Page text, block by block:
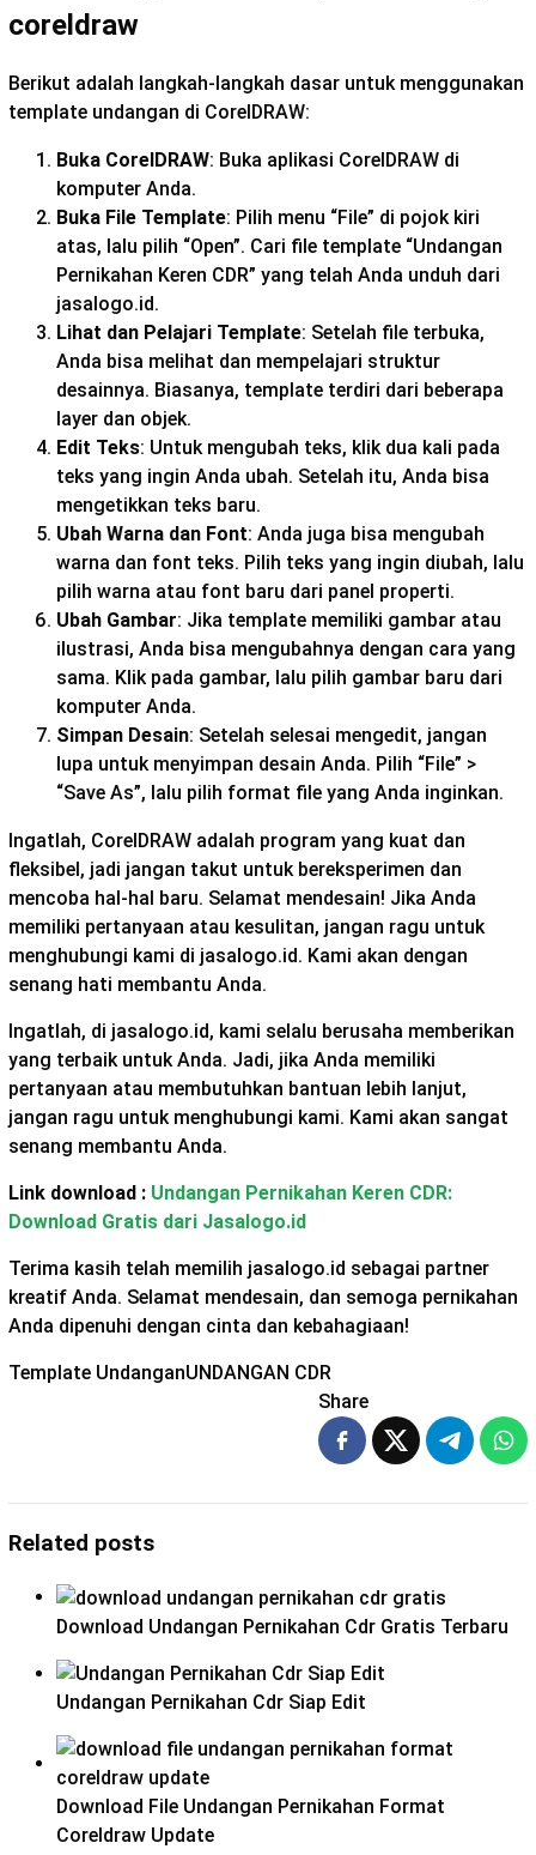
coreldraw
Berikut adalah langkah-langkah dasar untuk menggunakan
template undangan di CorelDRAW:
Buka CorelDRAW: Buka aplikasi CorelDRAW di
komputer Anda.
Buka File Template: Pilih menu “File” di pojok kiri
atas, lalu pilih “Open”. Cari file template “Undangan
Pernikahan Keren CDR” yang telah Anda unduh dari
jasalogo.id.
Lihat dan Pelajari Template: Setelah file terbuka,
Anda bisa melihat dan mempelajari struktur
desainnya. Biasanya, template terdiri dari beberapa
layer dan objek.
Edit Teks: Untuk mengubah teks, klik dua kali pada
teks yang ingin Anda ubah. Setelah itu, Anda bisa
mengetikkan teks baru.
Ubah Warna dan Font: Anda juga bisa mengubah
warna dan font teks. Pilih teks yang ingin diubah, lalu
pilih warna atau font baru dari panel properti.
Ubah Gambar: Jika template memiliki gambar atau
ilustrasi, Anda bisa mengubahnya dengan cara yang
sama. Klik pada gambar, lalu pilih gambar baru dari
komputer Anda.
Simpan Desain: Setelah selesai mengedit, jangan
lupa untuk menyimpan desain Anda. Pilih “File” >
“Save As”, lalu pilih format file yang Anda inginkan.
Ingatlah, CorelDRAW adalah program yang kuat dan
fleksibel, jadi jangan takut untuk bereksperimen dan
mencoba hal-hal baru. Selamat mendesain! Jika Anda
memiliki pertanyaan atau kesulitan, jangan ragu untuk
menghubungi kami di jasalogo.id. Kami akan dengan
senang hati membantu Anda.
Ingatlah, di jasalogo.id, kami selalu berusaha memberikan
yang terbaik untuk Anda. Jadi, jika Anda memiliki
pertanyaan atau membutuhkan bantuan lebih lanjut,
jangan ragu untuk menghubungi kami. Kami akan sangat
senang membantu Anda.
Link download : Undangan Pernikahan Keren CDR:
Download Gratis dari Jasalogo.id
Terima kasih telah memilih jasalogo.id sebagai partner
kreatif Anda. Selamat mendesain, dan semoga pernikahan
Anda dipenuhi dengan cinta dan kebahagiaan!
Template UndanganUNDANGAN CDR
Share
Related posts
Download Undangan Pernikahan Cdr Gratis Terbaru
Undangan Pernikahan Cdr Siap Edit
Download File Undangan Pernikahan Format
Coreldraw Update